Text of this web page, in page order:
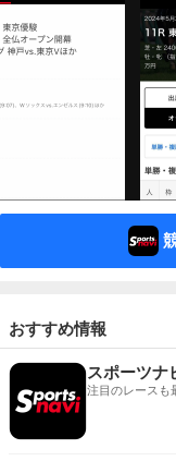
おすすめ情報
スポーツナ
注目のレースも